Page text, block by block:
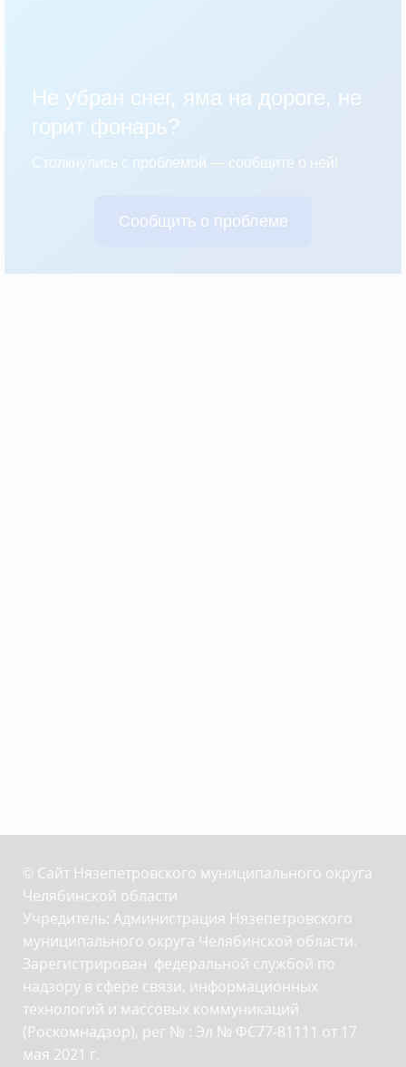
Не убран снег, яма на дороге, не
горит фонарь?
Столкнулись с проблемой — сообщите о ней!
Сообщить о проблеме
© Сайт Нязепетровского муниципального округа
Челябинской области
Учредитель: Администрация Нязепетровского
муниципального округа Челябинской области.
Зарегистрирован федеральной службой по
надзору в сфере связи, информационных
технологий и массовых коммуникаций
(Роскомнадзор), рег № : Эл № ФС77-81111 от 17
мая 2021 г.